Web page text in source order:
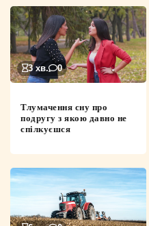
3 хв. 0
Тлумачення сну про
подругу з якою давно не
спілкуєшся